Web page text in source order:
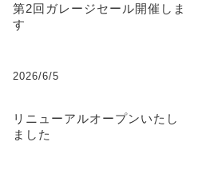
第2回ガレージセール開催しま
す
2026/6/5
リニューアルオープンいたし
ました